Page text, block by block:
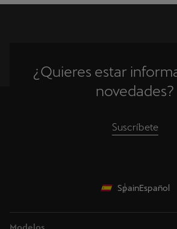
¿Quieres estar
novedades?
Suscríbete
SpainEspañol